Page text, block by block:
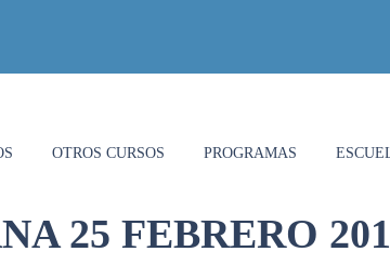
OTROS CURSOS PROGRAMAS
25 FEBRERO